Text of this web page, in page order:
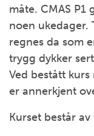
måte. CMAS
noen ukedager.
regnes da som
trygg dykker
Ved bestått
er annerkjent
Kurset består